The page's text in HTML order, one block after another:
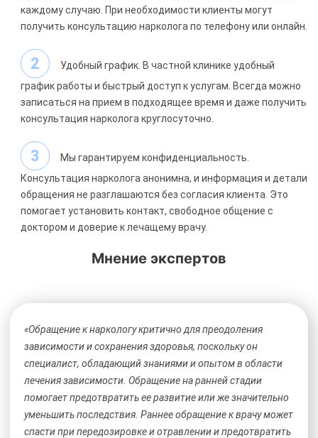
каждому случаю. При необходимости клиенты могут
получить консультацию нарколога по телефону или онлайн.
Удобный график. В частной клинике удобный
график работы и быстрый доступ к услугам. Всегда можно
записаться на прием в подходящее время и даже получить
консультация нарколога круглосуточно.
Мы гарантируем конфиденциальность.
Консультация нарколога анонимна, и информация и детали
обращения не разглашаются без согласия клиента. Это
помогает установить контакт, свободное общение с
доктором и доверие к лечащему врачу.
Мнение экспертов
«Обращение к наркологу критично для преодоления
зависимости и сохранения здоровья, поскольку он
специалист, обладающий знаниями и опытом в области
лечения зависимости. Обращение на ранней стадии
помогает предотвратить ее развитие или же значительно
уменьшить последствия. Раннее обращение к врачу может
спасти при передозировке и отравлении и предотвратить